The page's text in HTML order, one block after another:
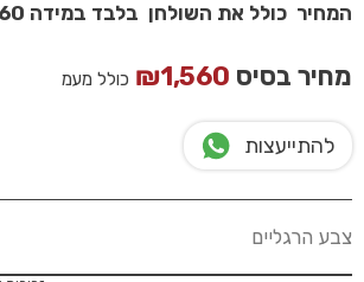
המחיר כולל את השולחן בלבד במידה 120X60 ס”מ
מחיר בסיס ₪1,560 כולל מעמ
להתייעצות
צבע הרגליים